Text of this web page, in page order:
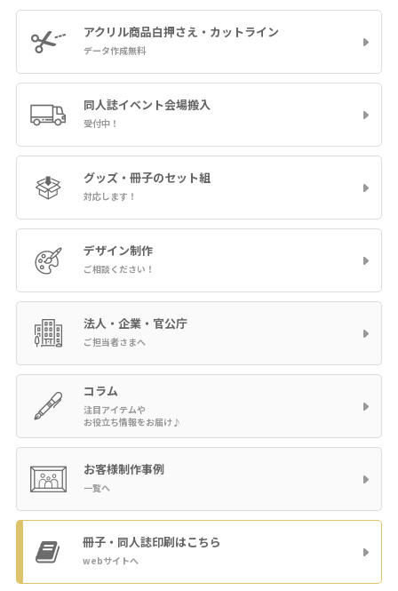
アクリル商品白押さえ・カットライン
データ作成無料
同人誌イベント会場搬入
受付中！
グッズ・冊子のセット組
対応します！
デザイン制作
ご相談ください！
法人・企業・官公庁
ご担当者さまへ
コラム
注目アイテムや
お役立ち情報をお届け♪
お客様制作事例
一覧へ
冊子・同人誌印刷はこちら
webサイトへ